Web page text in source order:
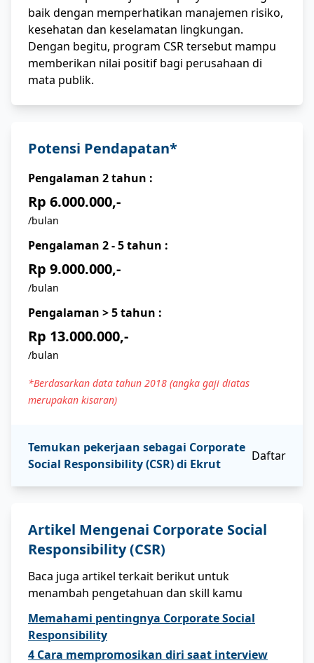
baik dengan memperhatikan manajemen risiko,
kesehatan dan keselamatan lingkungan.
Dengan begitu, program CSR tersebut mampu
memberikan nilai positif bagi perusahaan di
mata publik.
Potensi Pendapatan*
Pengalaman 2tahun :
Rp 6.000.000,-
/bulan
Pengalaman 2 - 5tahun :
Rp 9.000.000,-
/bulan
Pengalaman > 5tahun :
Rp 13.000.000,-
/bulan
*Berdasarkan data tahun 2018 (angka gaji diatas
merupakan kisaran)
Temukan pekerjaan sebagai Corporate
Social Responsibility (CSR)di Ekrut
Daftar
Artikel Mengenai Corporate Social
Responsibility (CSR)
Baca juga artikel terkait berikut untuk
menambah pengetahuan dan skill kamu
Memahami pentingnya Corporate Social
Responsibility
4 Cara mempromosikan diri saat interview